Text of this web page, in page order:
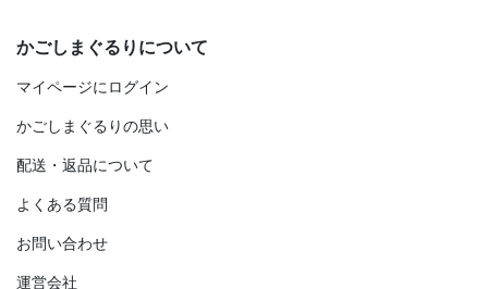
かごしまぐるりについて
マイページにログイン
かごしまぐるりの思い
配送・返品について
よくある質問
お問い合わせ
運営会社